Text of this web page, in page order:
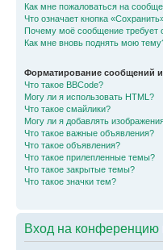
Как мне пожаловаться на
Что означает кнопка
Почему моё сообщение требует
Как мне вновь поднять мою
Форматирование сообщений
Что такое BBCode?
Могу ли я использовать HTML?
Что такое смайлики?
Могу ли я добавлять
Что такое важные объявления?
Что такое объявления?
Что такое прилепленные темы?
Что такое закрытые темы?
Что такое значки тем?
Вход на конференцию